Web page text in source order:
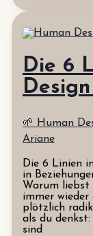
Die 6
🌱 Human
Ariane
Die 6 Linien
in
Warum liebst
immer
plötzlich
als du
sind